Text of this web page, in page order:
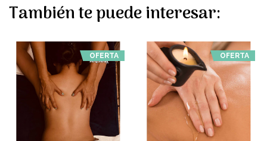
También te puede interesar:
OFERTA OFERTA